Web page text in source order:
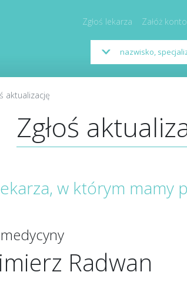
Zgłoś lekarza Załóż
aktualizację
Zgłoś
w którym mamy
Radwan